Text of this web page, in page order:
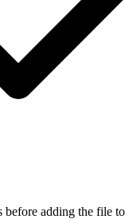
before adding the file